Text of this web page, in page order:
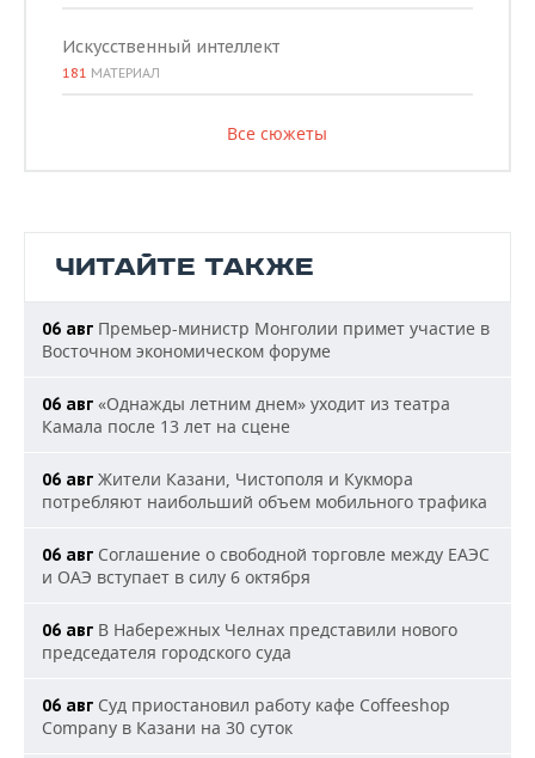
Искусственный интеллект
181 МАТЕРИАЛ
Все сюжеты
ЧИТАЙТЕ ТАКЖЕ
06 авг Премьер-министр Монголии примет участие в
Восточном экономическом форуме
06 авг «Однажды летним днем» уходит из театра
Камала после 13 лет на сцене
06 авг Жители Казани, Чистополя и Кукмора
потребляют наибольший объем мобильного трафика
06 авг Соглашение о свободной торговле между ЕАЭС
и ОАЭ вступает в силу 6 октября
06 авг В Набережных Челнах представили нового
председателя городского суда
06 авг Суд приостановил работу кафе Coffeeshop
Company в Казани на 30 суток